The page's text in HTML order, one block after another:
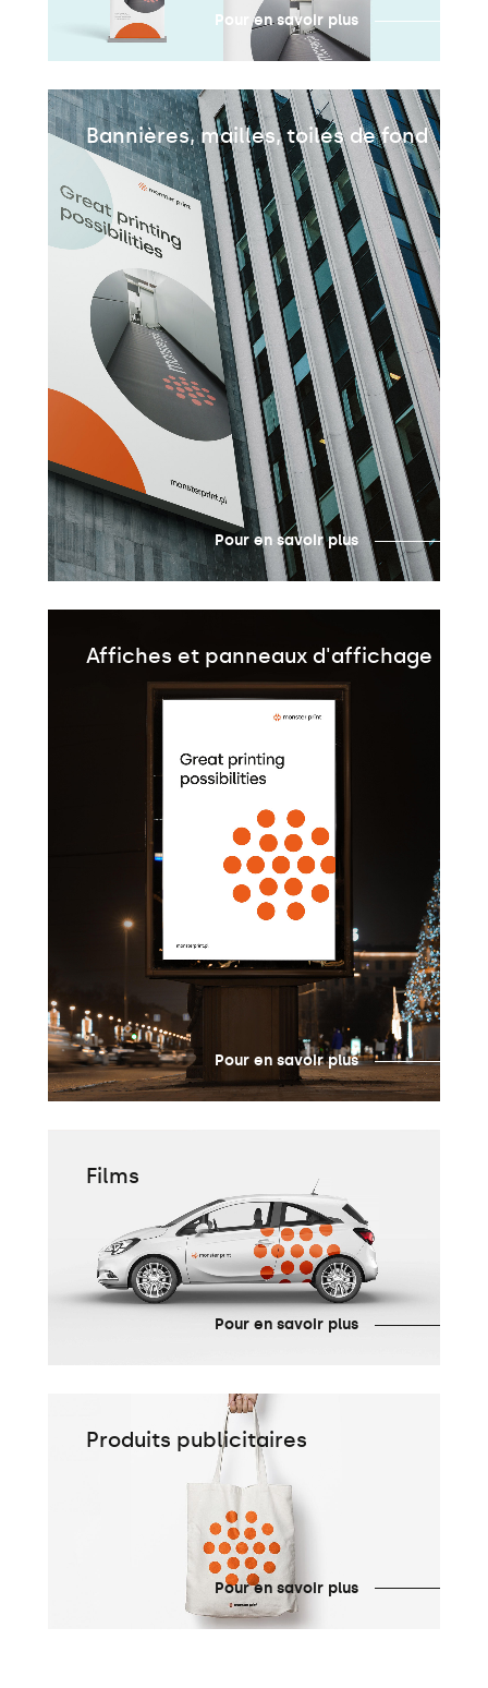
Pour en savoir plus
Bannières, mailles, toiles de fond
Pour en savoir plus
Affiches et panneaux d'affichage
Pour en savoir plus
Films
Pour en savoir plus
Produits publicitaires
Pour en savoir plus